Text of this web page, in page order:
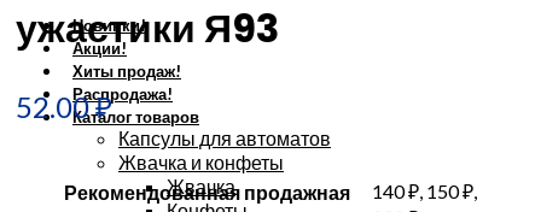
Новинки!
Акции!
Хиты продаж!
Распродажа!
Каталог товаров
Капсулы для автоматов
Жвачка и конфеты
Жвачка
ужастики Я93
52.00₽
Рекомендованная продажная
140 ₽, 150 ₽,